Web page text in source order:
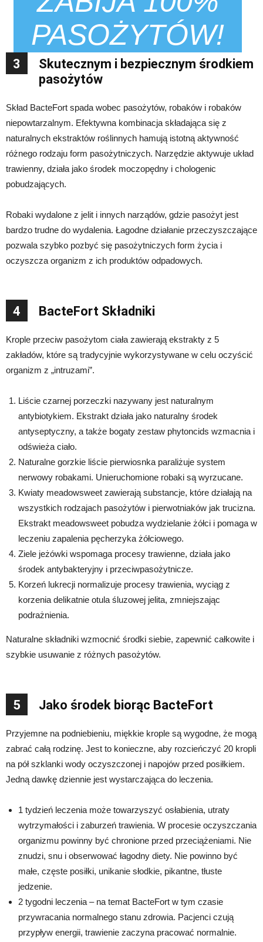
PASOŻYTÓW!
3
Skutecznym i bezpiecznym środkiem
pasożytów
Skład BacteFort spada wobec pasożytów, robaków i robaków
niepowtarzalnym. Efektywna kombinacja składająca się z
naturalnych ekstraktów roślinnych hamują istotną aktywność
różnego rodzaju form pasożytniczych. Narzędzie aktywuje układ
trawienny, działa jako środek moczopędny i chologenic
pobudzających.
Robaki wydalone z jelit i innych narządów, gdzie pasożyt jest
bardzo trudne do wydalenia. Łagodne działanie przeczyszczające
pozwala szybko pozbyć się pasożytniczych form życia i
oczyszcza organizm z ich produktów odpadowych.
4 BacteFort Składniki
Krople przeciw pasożytom ciała zawierają ekstrakty z 5
zakładów, które są tradycyjnie wykorzystywane w celu oczyścić
organizm z „intruzami”.
Liście czarnej porzeczki nazywany jest naturalnym
antybiotykiem. Ekstrakt działa jako naturalny środek
antyseptyczny, a także bogaty zestaw phytoncids wzmacnia i
odświeża ciało.
Naturalne gorzkie liście pierwiosnka paraliżuje system
nerwowy robakami. Unieruchomione robaki są wyrzucane.
Kwiaty meadowsweet zawierają substancje, które działają na
wszystkich rodzajach pasożytów i pierwotniaków jak trucizna.
Ekstrakt meadowsweet pobudza wydzielanie żółci i pomaga w
leczeniu zapalenia pęcherzyka żółciowego.
Ziele jeżówki wspomaga procesy trawienne, działa jako
środek antybakteryjny i przeciwpasożytnicze.
Korzeń lukrecji normalizuje procesy trawienia, wyciąg z
korzenia delikatnie otula śluzowej jelita, zmniejszając
podrażnienia.
Naturalne składniki wzmocnić środki siebie, zapewnić całkowite i
szybkie usuwanie z różnych pasożytów.
5 Jako środek biorąc BacteFort
Przyjemne na podniebieniu, miękkie krople są wygodne, że mogą
zabrać całą rodzinę. Jest to konieczne, aby rozcieńczyć 20 kropli
na pół szklanki wody oczyszczonej i napojów przed posiłkiem.
Jedną dawkę dziennie jest wystarczająca do leczenia.
1 tydzień leczenia może towarzyszyć osłabienia, utraty
wytrzymałości i zaburzeń trawienia. W procesie oczyszczania
organizmu powinny być chronione przed przeciążeniami. Nie
znudzi, snu i obserwować łagodny diety. Nie powinno być
małe, częste posiłki, unikanie słodkie, pikantne, tłuste
jedzenie.
2 tygodni leczenia – na temat BacteFort w tym czasie
przywracania normalnego stanu zdrowia. Pacjenci czują
przypływ energii, trawienie zaczyna pracować normalnie.